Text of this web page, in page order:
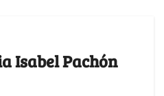
Isabel Pachón